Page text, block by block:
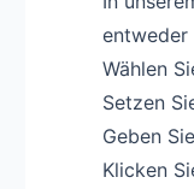
entweder
Wählen
Setzen
Geben
Klicken